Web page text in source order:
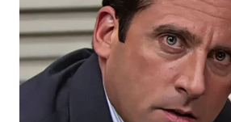
WN
LABUANBAJO